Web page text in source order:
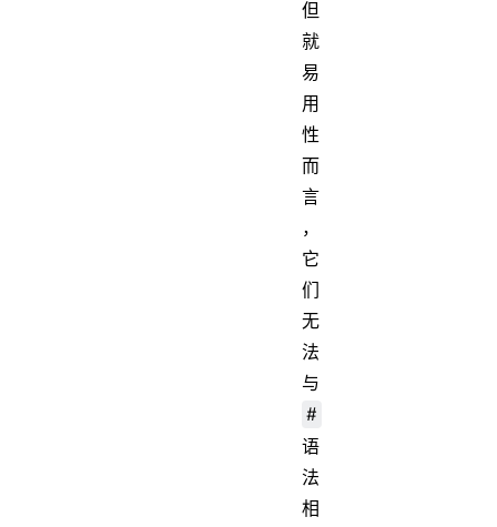
但
就
易
用
性
而
言
，
它
们
无
法
与
#
语
法
相